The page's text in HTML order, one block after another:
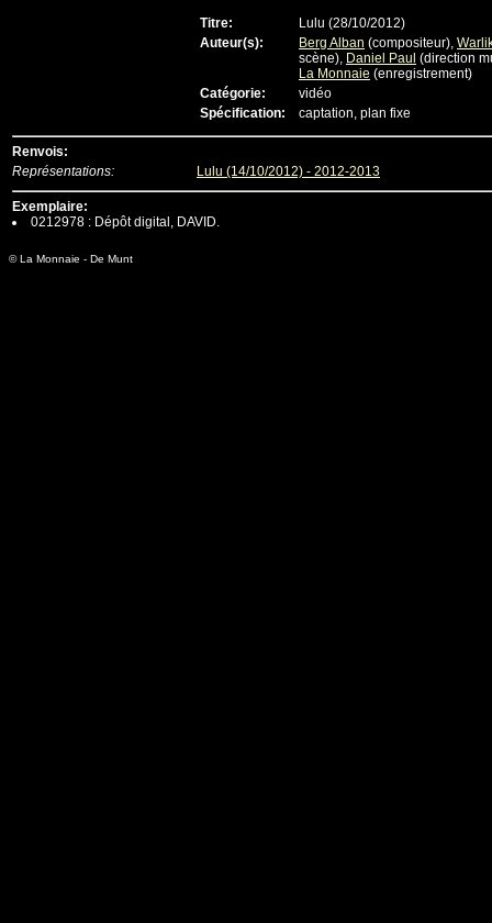
Titre:
Lulu (28/10/2012)
Auteur(s):
Berg Alban (compositeur),
scène), Daniel Paul (direction
La Monnaie (enregistrement)
Catégorie:
vidéo
Spécification:
captation, plan fixe
Renvois:
Représentations:
Lulu (14/10/2012) - 2012-2013
Exemplaire:
0212978 : Dépôt digital, DAVID.
© La Monnaie - De Munt